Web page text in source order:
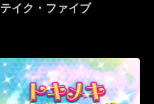
テイク・ファイブ